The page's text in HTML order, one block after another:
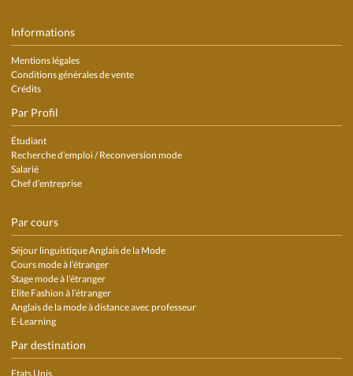
Informations
Mentions légales
Conditions générales de vente
Crédits
Par Profil
Étudiant
Recherche d’emploi / Reconversion mode
Salarié
Chef d’entreprise
Par cours
Séjour linguistique Anglais de la Mode
Cours mode à l’étranger
Stage mode à l’étranger
Elite Fashion à l’étranger
Anglais de la mode à distance avec professeur
E-Learning
Par destination
Etats Unis